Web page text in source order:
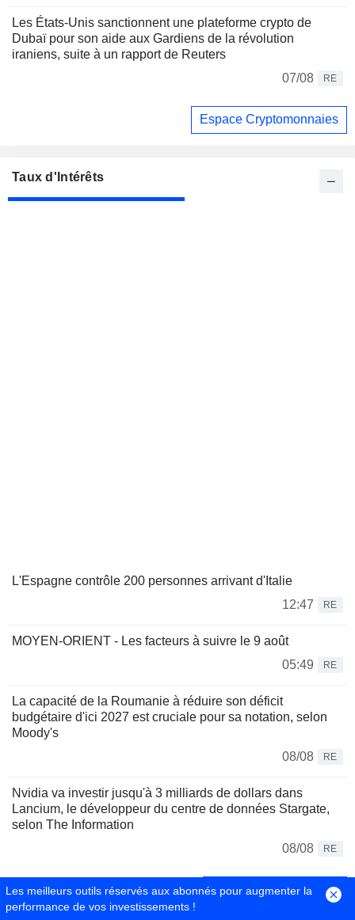
Les États-Unis sanctionnent une plateforme crypto de
Dubaï pour son aide aux Gardiens de la révolution
iraniens, suite à un rapport de Reuters
07/08
RE
Espace Cryptomonnaies
Taux d'Intérêts
L'Espagne contrôle 200 personnes arrivant d'Italie
12:47
RE
MOYEN-ORIENT - Les facteurs à suivre le 9 août
05:49
RE
La capacité de la Roumanie à réduire son déficit
budgétaire d'ici 2027 est cruciale pour sa notation, selon
Moody's
08/08
RE
Nvidia va investir jusqu'à 3 milliards de dollars dans
Lancium, le développeur du centre de données Stargate,
selon The Information
08/08
RE
Espace Taux d'intérêts
Les meilleurs outils réservés aux abonnés pour augmenter la
performance de vos investissements !